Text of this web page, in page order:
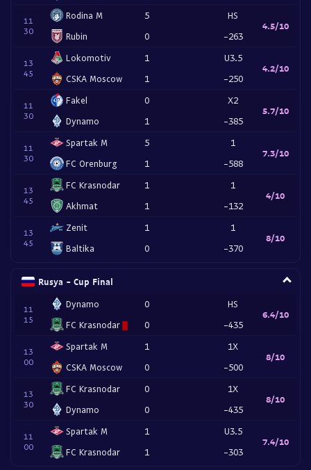
11
30
Rodina M
Rubin
5
0
HS
-263
4.5/10
13
45
Lokomotiv
CSKA Moscow
1
1
U3.5
-250
4.2/10
11
30
Fakel
Dynamo
0
1
X2
-385
5.7/10
11
30
Spartak M
FC Orenburg
5
1
1
-588
7.3/10
13
45
FC Krasnodar
Akhmat
1
1
1
-132
4/10
13
45
Zenit
Baltika
1
0
1
-370
8/10
Rusya - Cup Final
11
15
Dynamo
FC Krasnodar
0
0
HS
-435
6.4/10
13
00
Spartak M
CSKA Moscow
1
0
1X
-500
8/10
13
30
FC Krasnodar
Dynamo
0
0
1X
-435
8/10
11
00
Spartak M
FC Krasnodar
1
1
U3.5
-303
7.4/10